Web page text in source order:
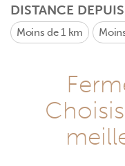
DISTANCE
Moins de 1 km